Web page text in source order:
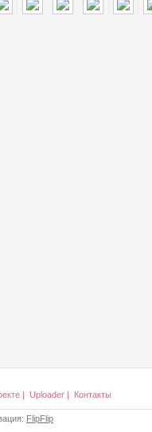
| Uploader | Контакты
FlipFlip